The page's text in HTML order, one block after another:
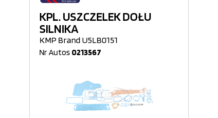
KPL. USZCZELEK DOŁU
SILNIKA
KMP Brand U5LB0151
Nr Autos 0213567